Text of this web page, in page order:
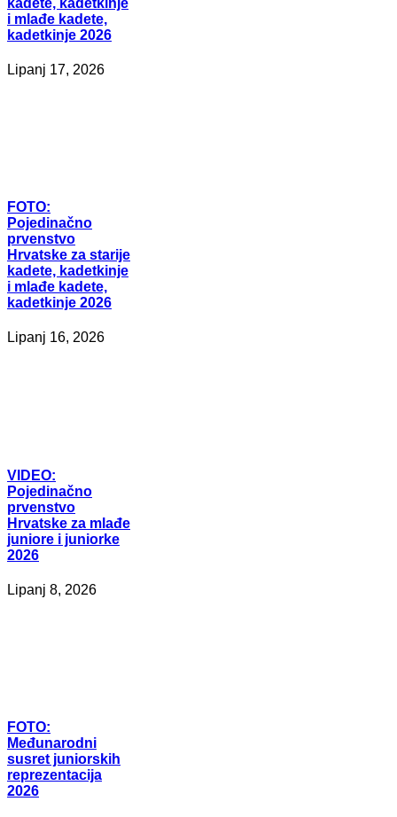
i mlađe kadete,
kadetkinje 2026
Lipanj 17, 2026
FOTO:
Pojedinačno
prvenstvo
Hrvatske za starije
kadete, kadetkinje
i mlađe kadete,
kadetkinje 2026
Lipanj 16, 2026
VIDEO:
Pojedinačno
prvenstvo
Hrvatske za mlađe
juniore i juniorke
2026
Lipanj 8, 2026
FOTO:
Međunarodni
susret juniorskih
reprezentacija
2026